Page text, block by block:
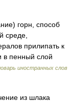
горн, способ
среде,
прилипать к
в пенный слой
иностранных слов
из шлака